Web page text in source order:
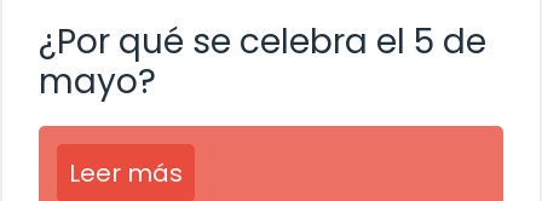
¿Por qué se celebra el 5 de
mayo?
Leer más